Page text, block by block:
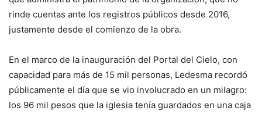
rinde cuentas ante los registros públicos desde 2016,
justamente desde el comienzo de la obra.
En el marco de la inauguración del Portal del Cielo, con
capacidad para más de 15 mil personas, Ledesma recordó
públicamente el día que se vio involucrado en un milagro:
los 96 mil pesos que la iglesia tenía guardados en una caja